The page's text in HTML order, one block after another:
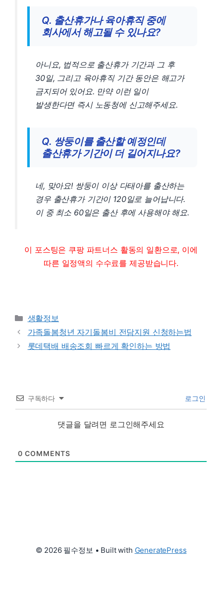
Q. 출산휴가나 육아휴직 중에
회사에서 해고될 수 있나요?
아니요, 법적으로 출산휴가 기간과 그 후
30일, 그리고 육아휴직 기간 동안은 해고가
금지되어 있어요. 만약 이런 일이
발생한다면 즉시 노동청에 신고해주세요.
Q. 쌍둥이를 출산할 예정인데
출산휴가 기간이 더 길어지나요?
네, 맞아요! 쌍둥이 이상 다태아를 출산하는
경우 출산휴가 기간이 120일로 늘어납니다.
이 중 최소 60일은 출산 후에 사용해야 해요.
이 포스팅은 쿠팡 파트너스 활동의 일환으로, 이에
따른 일정액의 수수료를 제공받습니다.
Categories
생활정보
가족돌봄청년 자기돌봄비 전담지원 신청하는법
롯데택배 배송조회 빠르게 확인하는 방법
구독하다 로그인
댓글을 달려면 로그인해주세요
0 COMMENTS
© 2026 필수정보 • Built with GeneratePress